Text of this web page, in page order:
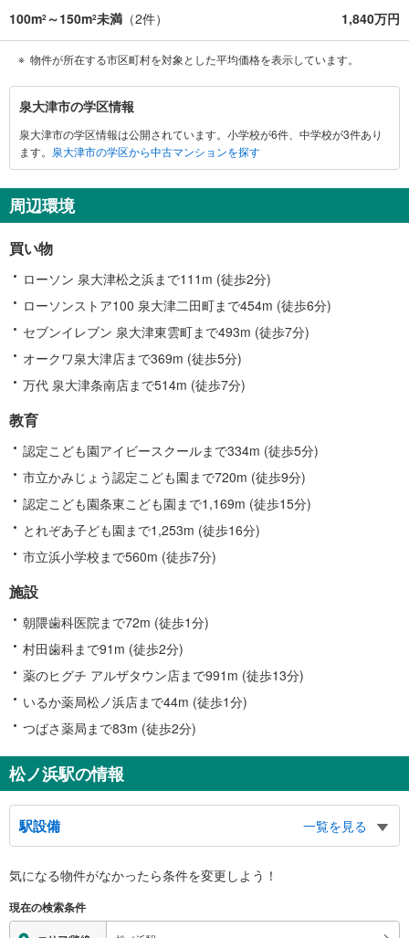
100m2 ～150m2未満 （2件） 1,840万円
物件が所在する市区町村を対象とした平均価格を表示しています。
泉
大
津
市
関
す
情
報
泉大津市の学区情報
泉大津市の学区情報は公開されています。小学校が6件、中学校が3件あり
ます。 泉大津市の学区から中古マンションを探す
周辺環境
買い物
ローソン 泉大津松之浜まで111m (徒歩2分)
ローソンストア100 泉大津二田町まで454m (徒歩6分)
セブンイレブン 泉大津東雲町まで493m (徒歩7分)
オークワ泉大津店まで369m (徒歩5分)
万代 泉大津条南店まで514m (徒歩7分)
教育
認定こども園アイビースクールまで334m (徒歩5分)
市立かみじょう認定こども園まで720m (徒歩9分)
認定こども園条東こども園まで1,169m (徒歩15分)
とれぞあ子ども園まで1,253m (徒歩16分)
市立浜小学校まで560m (徒歩7分)
施設
朝隈歯科医院まで72m (徒歩1分)
村田歯科まで91m (徒歩2分)
薬のヒグチ アルザタウン店まで991m (徒歩13分)
いるか薬局松ノ浜店まで44m (徒歩1分)
つばさ薬局まで83m (徒歩2分)
松ノ浜駅の情報
駅設備
一覧を見る
※段差なしでの移動経路
地上⇔改札⇔ホーム：○
エレベータ
気になる物件がなかったら条件を変更しよう！
現在の検索条件